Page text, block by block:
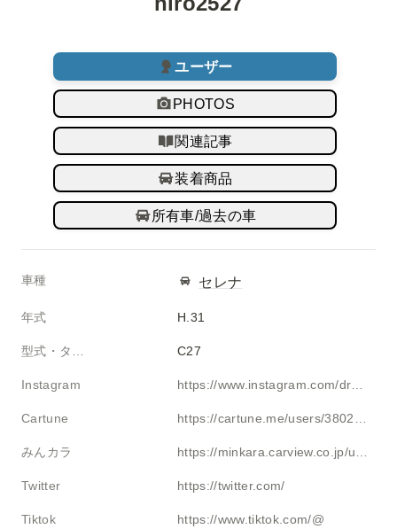
ユーザー
PHOTOS
関連記事
装着商品
所有車/過去の車
車種 セレナ
年式 H.31
C27
Instagram
Cartune
みんカラ
Twitter https://twitter.com/
Tiktok https://www.tiktok.com/@